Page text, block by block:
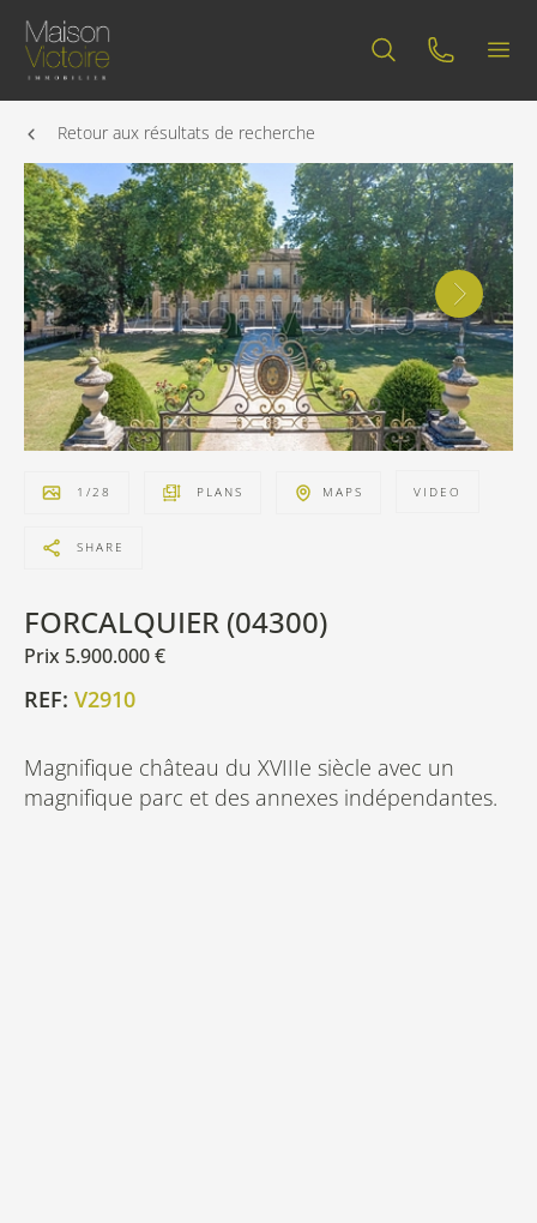
Retour aux résultats de recherche
1 /28 PLANS MAPS VIDEO
SHARE
FORCALQUIER (04300)
Prix 5.900.000 €
REF: V2910
Magnifique château du XVIIIe siècle avec un
magnifique parc et des annexes indépendantes.